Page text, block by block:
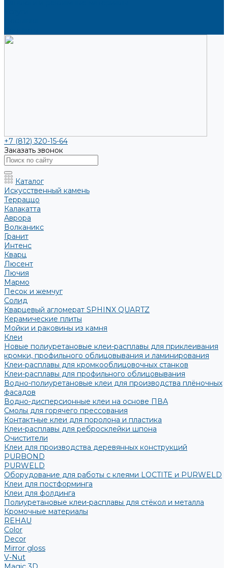
+7 (812) 320-15-64
Заказать звонок
Каталог
Искусственный камень
Терраццо
Калакатта
Аврора
Волканикс
Гранит
Интенс
Кварц
Люсент
Лючия
Мармо
Песок и жемчуг
Солид
Кварцевый агломерат SPHINX QUARTZ
Керамические плиты
Мойки и раковины из камня
Клеи
Новые полиуретановые клеи-расплавы для приклеивания
кромки, профильного облицовывания и ламинирования
Клеи-расплавы для кромкооблицовочных станков
Клеи-расплавы для профильного облицовывания
Водно-полиуретановые клеи для производства плёночных
фасадов
Водно-дисперсионные клеи на основе ПВА
Смолы для горячего прессования
Контактные клеи для поролона и пластика
Клеи-расплавы для ребросклейки шпона
Очистители
Клеи для производства деревянных конструкций
PURBOND
PURWELD
Оборудование для работы с клеями LOCTITE и PURWELD
Клеи для постформинга
Клеи для фолдинга
Полиуретановые клеи-расплавы для стёкол и металла
Кромочные материалы
REHAU
Color
Decor
Mirror gloss
V-Nut